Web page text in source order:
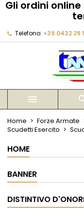
Gli ordini
Telefono: +39.0432 29

Home Forze Armate
Scudetti Esercito
HOME
BANNER
DISTINTIVO
My
add_circle_outline Create new
Crea lista
Devi avere
prodotti nella tua